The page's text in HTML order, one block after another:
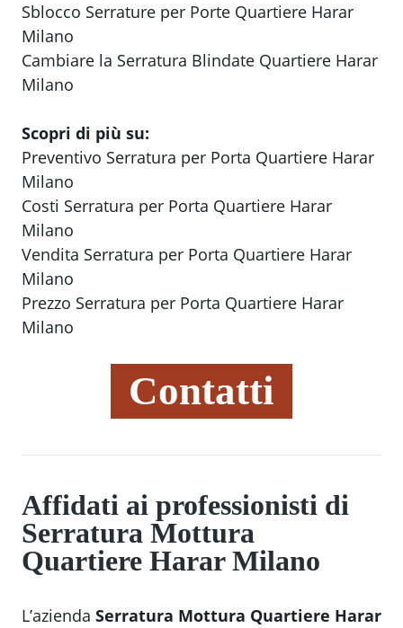
Sblocco Serrature per Porte Quartiere Harar
Milano
Cambiare la Serratura Blindate Quartiere Harar
Milano
Scopri di più su:
Preventivo Serratura per Porta Quartiere Harar
Milano
Costi Serratura per Porta Quartiere Harar
Milano
Vendita Serratura per Porta Quartiere Harar
Milano
Prezzo Serratura per Porta Quartiere Harar
Milano
Contatti
Affidati ai professionisti di
Serratura Mottura
Quartiere Harar Milano
L’azienda Serratura Mottura Quartiere Harar